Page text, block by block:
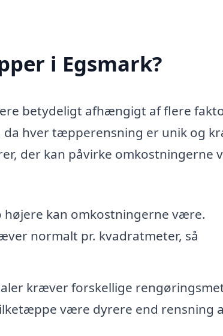
i Egsmark?
betydeligt afhængigt af flere
da hver tæpperensning er unik og
der kan påvirke omkostningerne
højere kan omkostningerne være.
normalt pr. kvadratmeter, så
kræver forskellige
være dyrere end rensning